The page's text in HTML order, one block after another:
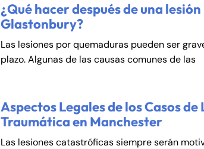
¿Qué hacer después de una
Glastonbury?
Las lesiones por quemaduras pueden ser
plazo. Algunas de las causas comunes de las
Aspectos Legales de los Casos
Traumática en Manchester
Las lesiones catastróficas siempre serán